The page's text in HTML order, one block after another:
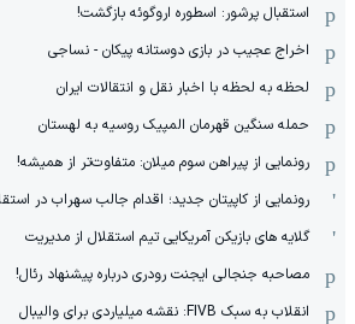
استقبال پرشور: اسطوره اروگوئه بازگشت!
اخراج عجیب در بازی دوستانه پیکان - نساجی
لحظه به لحظه با اخبار نقل و انتقالات ایران
حمله سنگین قهرمان المپیک روسیه به لهستان
رونمایی از پیراهن سوم میلان: متفاوت‌تر از همیشه!
رونمایی از کاپیتان جدید؛ اقدام جالب سهراب در
گلایه های بازیکن آمریکایی تیم استقلال از مدیریت
مصاحبه جنجالی ایجنت رودری درباره پیشنهاد رئال!
انقلاب به سبک FIVB: نقشه میلیاردی برای والیبال